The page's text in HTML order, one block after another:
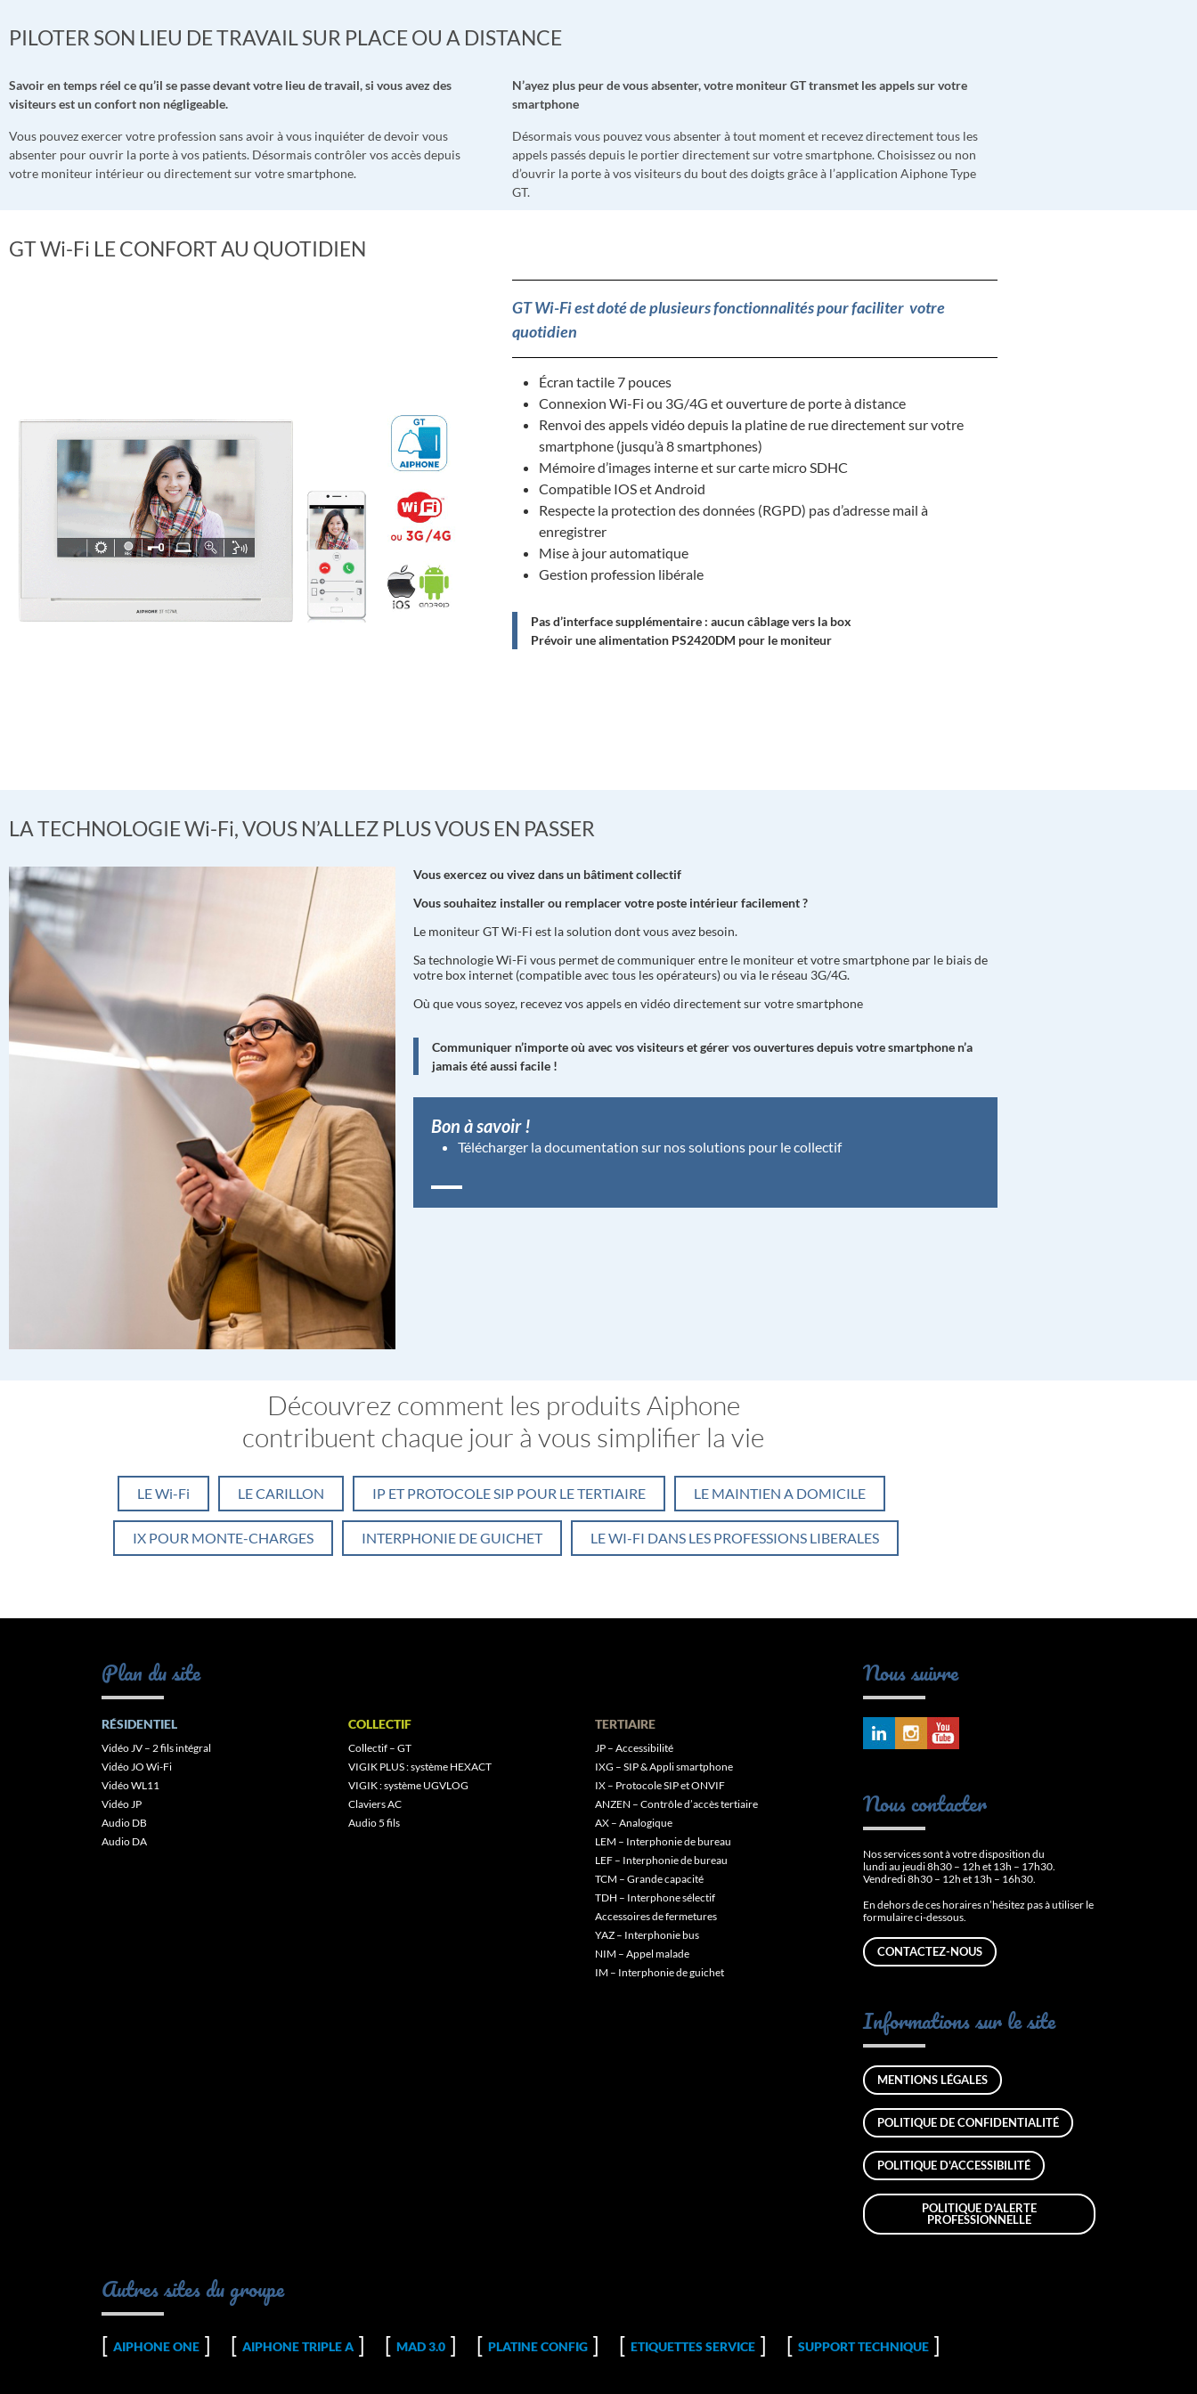
PILOTER SON LIEU DE TRAVAIL SUR PLACE OU A DISTANCE
Savoir en temps réel ce qu’il se passe devant votre lieu de travail, si vous avez des
visiteurs est un confort non négligeable.
Vous pouvez exercer votre profession sans avoir à vous inquiéter de devoir vous
absenter pour ouvrir la porte à vos patients. Désormais contrôler vos accès depuis
votre moniteur intérieur ou directement sur votre smartphone.
N’ayez plus peur de vous absenter, votre moniteur GT transmet les appels sur votre
smartphone
Désormais vous pouvez vous absenter à tout moment et recevez directement tous les
appels passés depuis le portier directement sur votre smartphone. Choisissez ou non
d’ouvrir la porte à vos visiteurs du bout des doigts grâce à l’application Aiphone Type
GT.
GT Wi-Fi LE CONFORT AU QUOTIDIEN
GT Wi-Fi est doté de plusieurs fonctionnalités pour faciliter votre
quotidien
Écran tactile 7 pouces
Connexion Wi-Fi ou 3G/4G et ouverture de porte à distance
Renvoi des appels vidéo depuis la platine de rue directement sur votre
smartphone (jusqu’à 8 smartphones)
Mémoire d’images interne et sur carte micro SDHC
Compatible IOS et Android
Respecte la protection des données (RGPD) pas d’adresse mail à
enregistrer
Mise à jour automatique
Gestion profession libérale
Pas d’interface supplémentaire : aucun câblage vers la box
Prévoir une alimentation PS2420DM pour le moniteur
LA TECHNOLOGIE Wi-Fi, VOUS N’ALLEZ PLUS VOUS EN PASSER
Vous exercez ou vivez dans un bâtiment collectif
Vous souhaitez installer ou remplacer votre poste intérieur facilement ?
Le moniteur GT Wi-Fi est la solution dont vous avez besoin.
Sa technologie Wi-Fi vous permet de communiquer entre le moniteur et votre smartphone par le biais de
votre box internet (compatible avec tous les opérateurs) ou via le réseau 3G/4G.
Où que vous soyez, recevez vos appels en vidéo directement sur votre smartphone
Communiquer n’importe où avec vos visiteurs et gérer vos ouvertures depuis votre smartphone n’a
jamais été aussi facile !
Bon à savoir !
Télécharger la documentation sur nos solutions pour le collectif
Découvrez comment les produits Aiphone
contribuent chaque jour à vous simplifier la vie
LE Wi-Fi LE CARILLON IP ET PROTOCOLE SIP POUR LE TERTIAIRE LE MAINTIEN A DOMICILE
IX POUR MONTE-CHARGES INTERPHONIE DE GUICHET LE WI-FI DANS LES PROFESSIONS LIBERALES
Plan du site
RÉSIDENTIEL
Vidéo JV – 2 fils intégral
Vidéo JO Wi-Fi
Vidéo WL11
Vidéo JP
Audio DB
Audio DA
COLLECTIF
Collectif – GT
VIGIK PLUS : système HEXACT
VIGIK : système UGVLOG
Claviers AC
Audio 5 fils
TERTIAIRE
JP – Accessibilité
IXG – SIP & Appli smartphone
IX – Protocole SIP et ONVIF
ANZEN – Contrôle d’accès tertiaire
AX – Analogique
LEM – Interphonie de bureau
LEF – Interphonie de bureau
TCM – Grande capacité
TDH – Interphone sélectif
Accessoires de fermetures
YAZ – Interphonie bus
NIM – Appel malade
IM – Interphonie de guichet
Nous suivre
Nous contacter
Nos services sont à votre disposition du
lundi au jeudi 8h30 – 12h et 13h – 17h30.
Vendredi 8h30 – 12h et 13h – 16h30.
En dehors de ces horaires n’hésitez pas à utiliser le
formulaire ci-dessous.
CONTACTEZ-NOUS
Informations sur le site
MENTIONS LÉGALES
POLITIQUE DE CONFIDENTIALITÉ
POLITIQUE D'ACCESSIBILITÉ
POLITIQUE D’ALERTE
PROFESSIONNELLE
Autres sites du groupe
AIPHONE ONE AIPHONE TRIPLE A MAD 3.0 PLATINE CONFIG ETIQUETTES SERVICE SUPPORT TECHNIQUE